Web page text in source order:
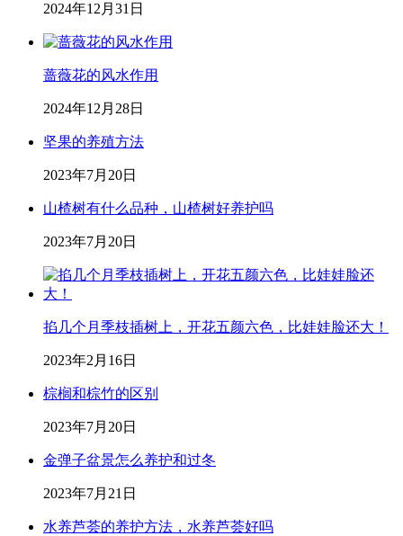
2024年12月31日
蔷薇花的风水作用
2024年12月28日
坚果的养殖方法
2023年7月20日
山楂树有什么品种，山楂树好养护吗
2023年7月20日
掐几个月季枝插树上，开花五颜六色，比娃娃脸还大！
2023年2月16日
棕榈和棕竹的区别
2023年7月20日
金弹子盆景怎么养护和过冬
2023年7月21日
水养芦荟的养护方法，水养芦荟好吗